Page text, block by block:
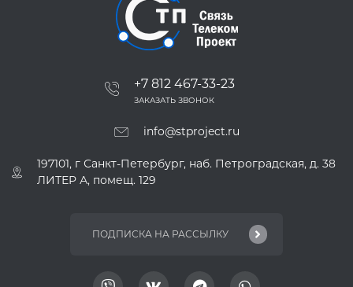
+7 812 467-33-23
ЗАКАЗАТЬ ЗВОНОК
info@stproject.ru
197101, г Санкт-Петербург, наб. Петроградская, д. 38
ЛИТЕР А, помещ. 129